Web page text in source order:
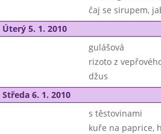
čaj se sirupem,
Úterý 5. 1. 2010
gulášová
rizoto z
džus
Středa 6. 1. 2010
s těstovinami
kuře na paprice,